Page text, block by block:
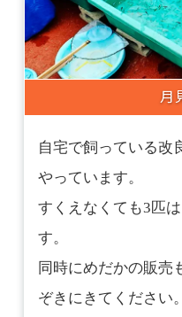
月
自宅で飼っている改
やっています。
すくえなくても3匹
す。
同時にめだかの販売
ぞきにきてください。